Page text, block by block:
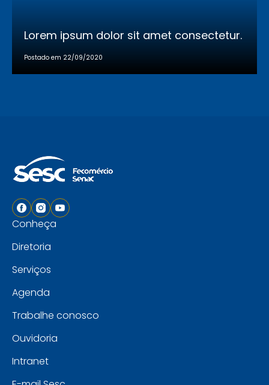
Lorem ipsum dolor sit amet consectetur.
Postado em 22/09/2020
Conheça
Diretoria
Serviços
Agenda
Trabalhe conosco
Ouvidoria
Intranet